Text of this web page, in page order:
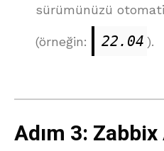
sürümünüzü
(örneğin: 22.04 ).
Adım 3: